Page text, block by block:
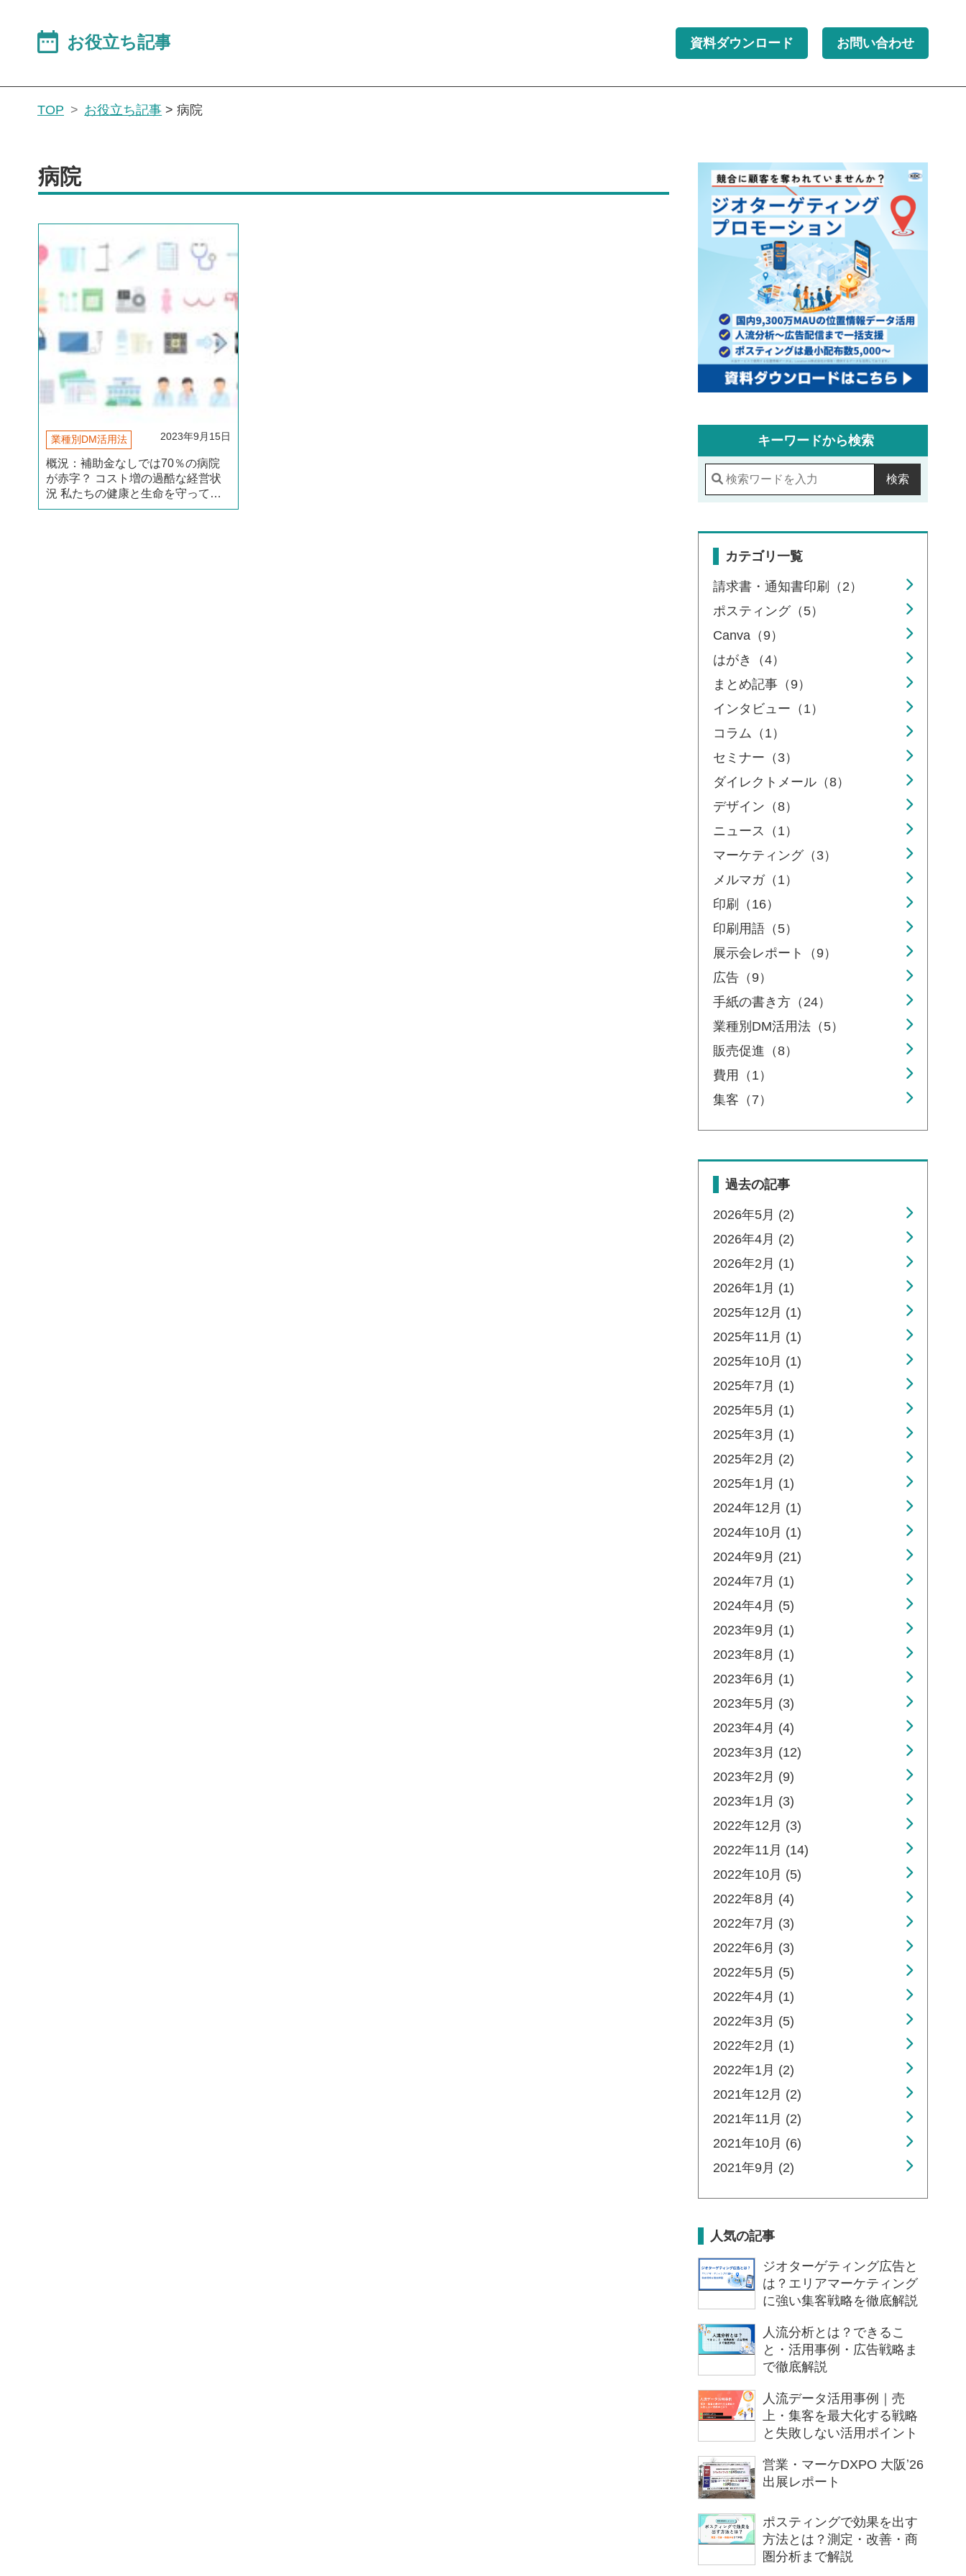
資料ダウンロード お問い合わせ
TOP お役立ち記事 >病院
病院
業種別DM活用法 2023年9月15日
概況：補助金なしでは70％の病院
が赤字？ コスト増の過酷な経営状
況 私たちの健康と生命を守ってく
れる医療の砦である病院。 なくて
キーワードから検索
検索
カテゴリ一覧
請求書・通知書印刷（2）
ポスティング（5）
Canva（9）
はがき（4）
まとめ記事（9）
インタビュー（1）
コラム（1）
セミナー（3）
ダイレクトメール（8）
デザイン（8）
ニュース（1）
マーケティング（3）
メルマガ（1）
印刷（16）
印刷用語（5）
展示会レポート（9）
広告（9）
手紙の書き方（24）
業種別DM活用法（5）
販売促進（8）
費用（1）
集客（7）
過去の記事
2026年5月 (2)
2026年4月 (2)
2026年2月 (1)
2026年1月 (1)
2025年12月 (1)
2025年11月 (1)
2025年10月 (1)
2025年7月 (1)
2025年5月 (1)
2025年3月 (1)
2025年2月 (2)
2025年1月 (1)
2024年12月 (1)
2024年10月 (1)
2024年9月 (21)
2024年7月 (1)
2024年4月 (5)
2023年9月 (1)
2023年8月 (1)
2023年6月 (1)
2023年5月 (3)
2023年4月 (4)
2023年3月 (12)
2023年2月 (9)
2023年1月 (3)
2022年12月 (3)
2022年11月 (14)
2022年10月 (5)
2022年8月 (4)
2022年7月 (3)
2022年6月 (3)
2022年5月 (5)
2022年4月 (1)
2022年3月 (5)
2022年2月 (1)
2022年1月 (2)
2021年12月 (2)
2021年11月 (2)
2021年10月 (6)
2021年9月 (2)
人気の記事
ジオターゲティング広告と
は？エリアマーケティング
に強い集客戦略を徹底解説
人流分析とは？できるこ
と・活用事例・広告戦略ま
で徹底解説
人流データ活用事例｜売
上・集客を最大化する戦略
と失敗しない活用ポイント
営業・マーケDXPO 大阪ʼ26
出展レポート
ポスティングで効果を出す
方法とは？測定・改善・商
圏分析まで解説